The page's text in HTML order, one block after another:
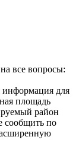
все вопросы:
информация для
площадь
район
по